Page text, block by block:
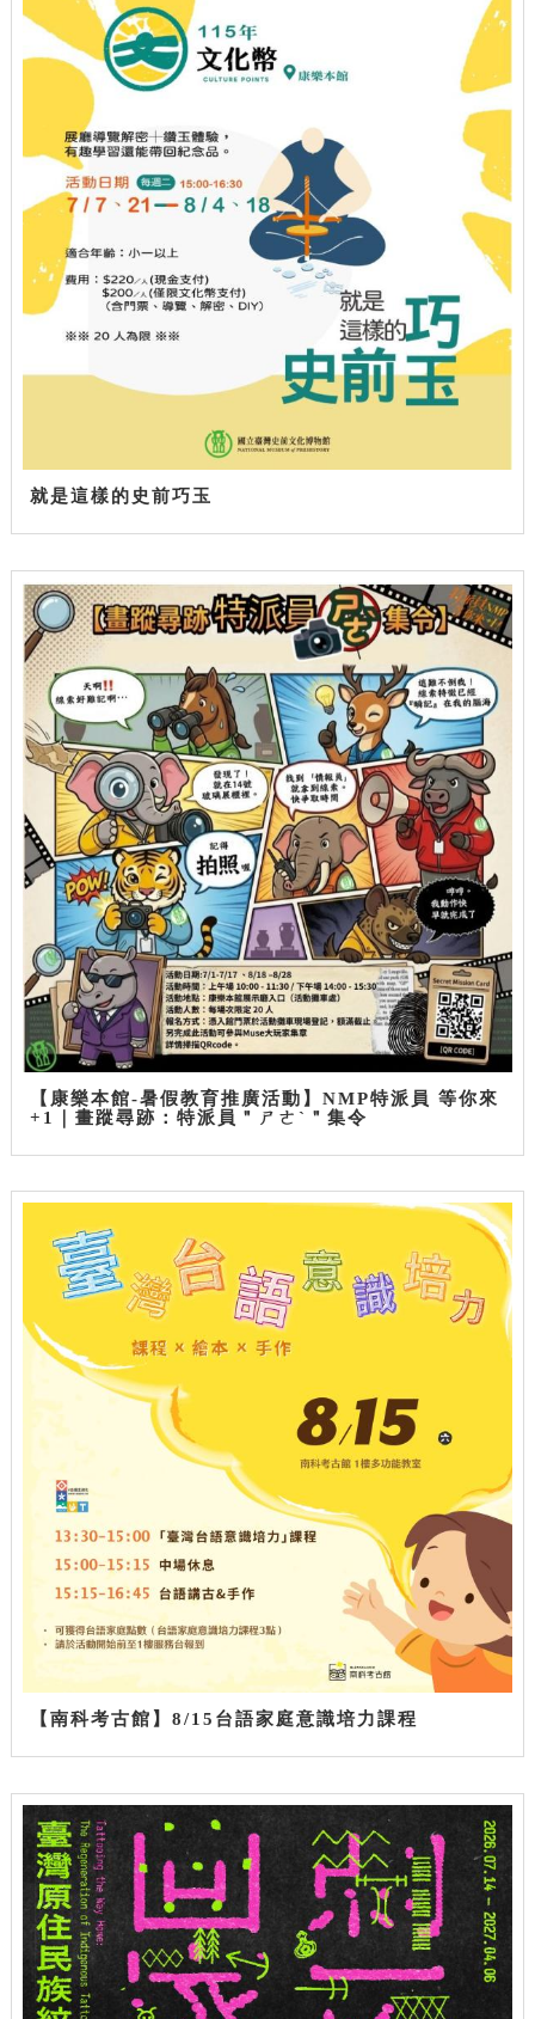
就是這樣的史前巧玉
【康樂本館-暑假教育推廣活動】NMP特派員 等你來
+1｜畫蹤尋跡：特派員＂ㄕㄜˋ＂集令
【南科考古館】8/15台語家庭意識培力課程